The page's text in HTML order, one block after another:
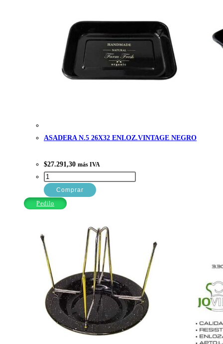
ASADERA N.5 26X32 ENLOZ.VINTAGE NEGRO
$27.291,30 más IVA
ASADERA
N.5
26X32
cantidad
Comprar
Pedilo